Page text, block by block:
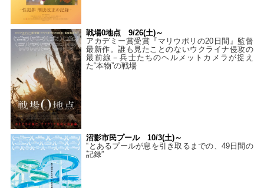
戦場0地点 9/26(土)～
アカデミー賞受賞『マリウポリの20日間』監督
最新作。誰も見たことのないウクライナ侵攻の
最前線－兵士たちのヘルメットカメラが捉え
た“本物”の戦場
沼影市民プール 10/3(土)～
“とあるプールが息を引き取るまでの、49日間の
記録”